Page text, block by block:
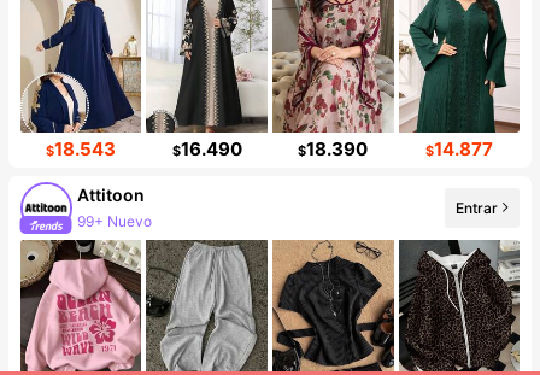
$18.543 $16.490 $18.390 $14.877
Attitoon
99+ Nuevo
Incremento de seguidores de 18%
Entrar